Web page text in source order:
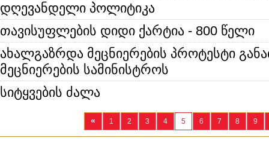
დღევანდელი პოლიტიკა
თავისუფლების დიდი ქარტია - 800 წელი
ახალგაზრდა მეცნიერების პროტესტი
მეცნიერების სამინისტროს
სიტყვების ძალა
« 1 2 3 4 5 6 7 8 9